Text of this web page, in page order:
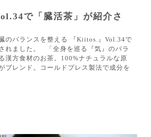
で「臓活茶」が紹介さ
のバランスを整える 『Kiitos.』Vol.34で
れました。 「全身を巡る『気』のバラ
漢方食材のお茶。100%ナチュラルな原
ブレンド。コールドプレス製法で成分を